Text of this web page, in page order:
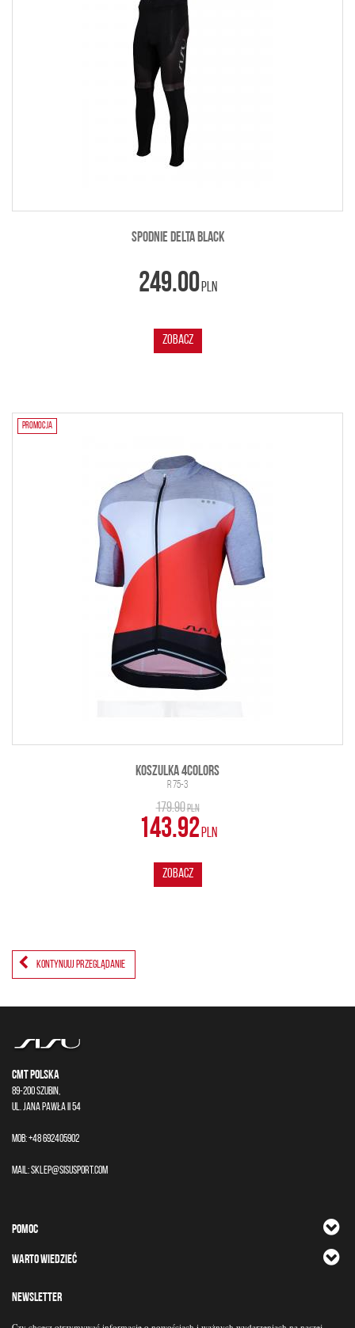
SPODNIE DELTA BLACK
249.00 PLN
ZOBACZ
PROMOCJA
KOSZULKA 4COLORS
R 75-3
179.90PLN
143.92 PLN
ZOBACZ
KONTYNUUJ PRZEGLĄDANIE
CMT Polska
89-200 Szubin,
ul. Jana Pawła II 54
Mob: +48 692405902
Mail:sklep@sisusport.com
POMOC
WARTO WIEDZIEĆ
NEWSLETTER